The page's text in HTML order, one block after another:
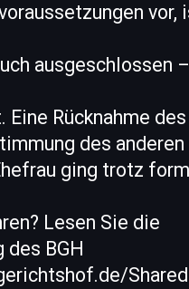
ausgeschlossen
Rücknahme
des
ging trotz
Lesen Sie die
des BGH